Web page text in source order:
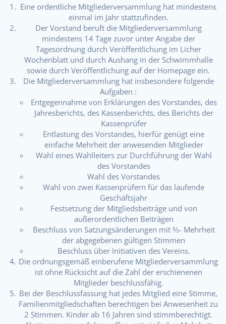
Eine ordentliche Mitgliederversammlung hat mindestens
einmal im Jahr stattzufinden.
Der Vorstand beruft die Mitgliederversammlung
mindestens 14 Tage zuvor unter Angabe der
Tagesordnung durch Veröffentlichung im Licher
Wochenblatt und durch Aushang in der Schwimmhalle
sowie durch Veröffentlichung auf der Homepage ein.
Die Mitgliederversammlung hat insbesondere folgende
Aufgaben :
Entgegennahme von Erklärungen des Vorstandes, des
Jahresberichts, des Kassenberichts, des Berichts der
Kassenprüfer
Entlastung des Vorstandes, hierfür genügt eine
einfache Mehrheit der anwesenden Mitglieder
Wahl eines Wahlleiters zur Durchführung der Wahl
des Vorstandes
Wahl des Vorstandes
Wahl von zwei Kassenprüfern für das laufende
Geschäftsjahr
Festsetzung der Mitgliedsbeiträge und von
außerordentlichen Beiträgen
Beschluss von Satzungsänderungen mit ⅔- Mehrheit
der abgegebenen gültigen Stimmen
Beschluss über Initiativen des Vereins.
Die ordnungsgemäß einberufene Mitgliederversammlung
ist ohne Rücksicht auf die Zahl der erschienenen
Mitglieder beschlussfähig.
Bei der Beschlussfassung hat jedes Mitglied eine Stimme,
Familienmitgliedschaften berechtigen bei Anwesenheit zu
2 Stimmen. Kinder ab 16 Jahren sind stimmberechtigt.